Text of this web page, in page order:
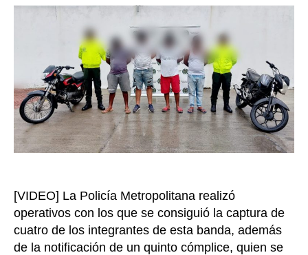
entrada
hurtos
a
y
[VIDEO] La Policía Metropolitana realizó
operativos con los que se consiguió la captura de
cuatro de los integrantes de esta banda, además
de la notificación de un quinto cómplice, quien se